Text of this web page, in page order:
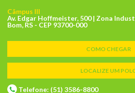
Câmpus III
Av. Edgar Hoffmeister, 500 | Zona
Bom, RS - CEP 93700-000
COMO CHEGAR
LOCALIZE UM
Telefone: (51) 3586-8800